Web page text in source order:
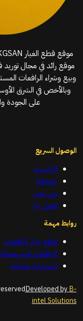
موقع رائد في مجال توريد
وبيع وشراء الرافعات
وبالأخص في الشرق
على الجودة
الوصول السريع
الرئيسية
خدماتنا
من نحن
اتصل بنا
روابط مهمة
قطع غيار الرافعات
الرافعات المستعملة
استشارة مجانية
Developed byB-
intel Solutions